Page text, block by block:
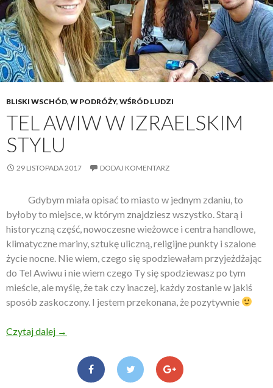
BLISKI WSCHÓD, W PODRÓŻY, WŚRÓD LUDZI
TEL AWIW W IZRAELSKIM
STYLU
29 LISTOPADA 2017 DODAJ KOMENTARZ
Gdybym miała opisać to miasto w jednym zdaniu, to
byłoby to miejsce, w którym znajdziesz wszystko. Starą i
historyczną część, nowoczesne wieżowce i centra handlowe,
klimatyczne mariny, sztukę uliczną, religijne punkty i szalone
życie nocne. Nie wiem, czego się spodziewałam przyjeżdżając
do Tel Awiwu i nie wiem czego Ty się spodziewasz po tym
mieście, ale myślę, że tak czy inaczej, każdy zostanie w jakiś
sposób zaskoczony. I jestem przekonana, że pozytywnie
Czytaj dalej Tel Awiw w izraelskim stylu
→